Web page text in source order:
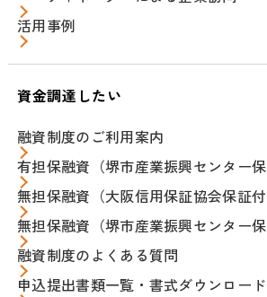
活用事例
資金調達したい
融資制度のご利用案内
有担保融資（堺市産業振興センター保
無担保融資（大阪信用保証協会保証付
無担保融資（堺市産業振興センター保
融資制度のよくある質問
申込提出書類一覧・書式ダウンロード